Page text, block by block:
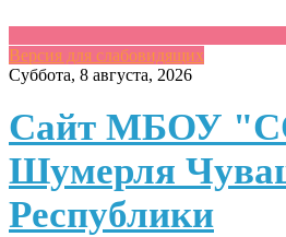
Версия для слабовидящих
Skip
content
Суббота, 8 августа, 2026
Сайт МБОУ
Шумерля
Республики